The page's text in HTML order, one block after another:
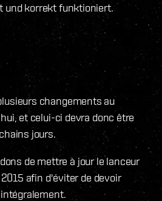
und korrekt funktioniert.
changements au
et celui-ci devra donc être
jours.
de mettre à jour le lanceur
afin d'éviter de devoir